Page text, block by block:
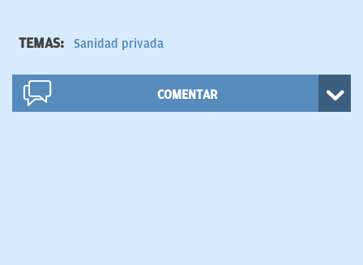
TEMAS: Sanidad privada
COMENTAR